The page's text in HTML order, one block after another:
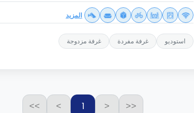
المزيد
استوديو غرفة مفردة غرفة مزدوجة
<<
<
1
>
>>